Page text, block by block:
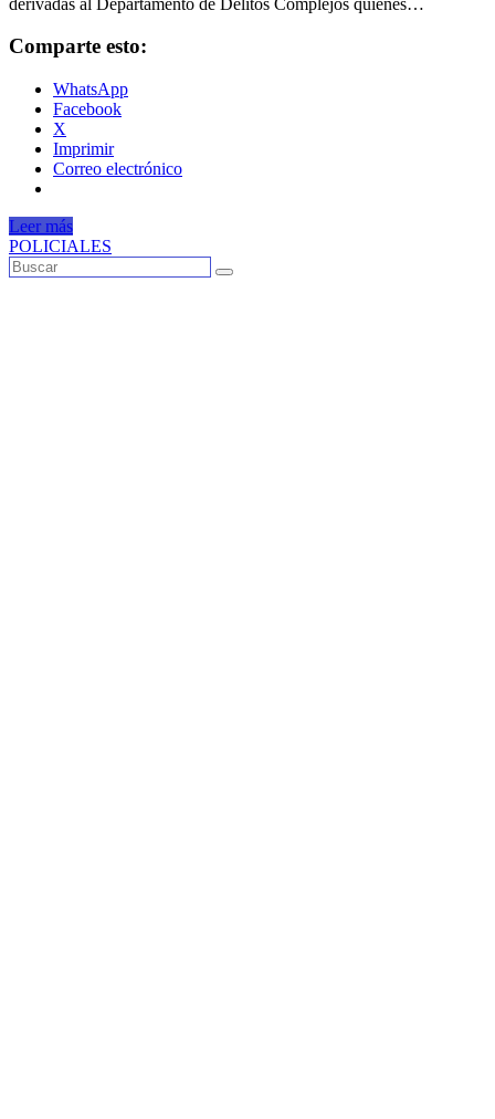
Comparte esto:
WhatsApp
Facebook
X
Imprimir
Correo electrónico
Leer más
POLICIALES